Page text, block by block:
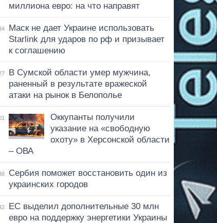
миллиона евро: на что направят
Маск не дает Украине использовать
Starlink для ударов по рф и призывает
к соглашению
В Сумской области умер мужчина,
раненный в результате вражеской
атаки на рынок в Белополье
Оккупанты получили
указание на «свободную
охоту» в Херсонской области
– ОВА
Сербия поможет восстановить один из
украинских городов
ЕС выделил дополнительные 30 млн
евро на поддержку энергетики Украины